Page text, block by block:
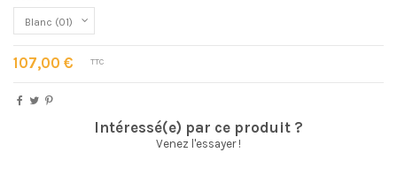
107,00 € TTC
Intéressé(e) par ce produit ?
Venez l'essayer !